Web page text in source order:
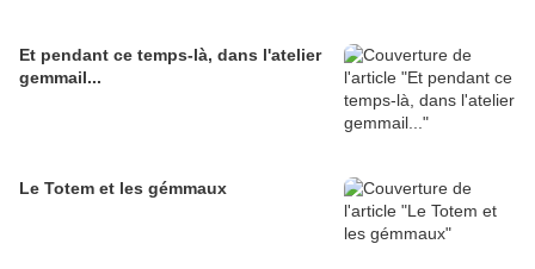
Et pendant ce temps-là, dans l'atelier
gemmail...
Le Totem et les gémmaux